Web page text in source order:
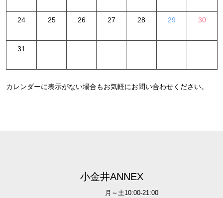
24 25 26 27 28 29 30
31
カレンダーに表示がない場合もお気軽にお問い合わせください。
小金井ANNEX
月～土10:00-21:00